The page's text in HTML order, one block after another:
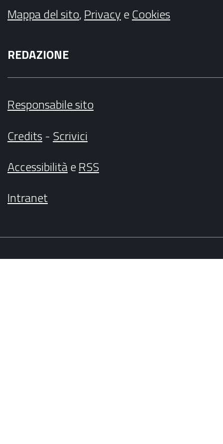
Mappa del sito,PrivacyeCookies
REDAZIONE
Responsabile sito
Credits- Scrivici
AccessibilitàeRSS
Intranet